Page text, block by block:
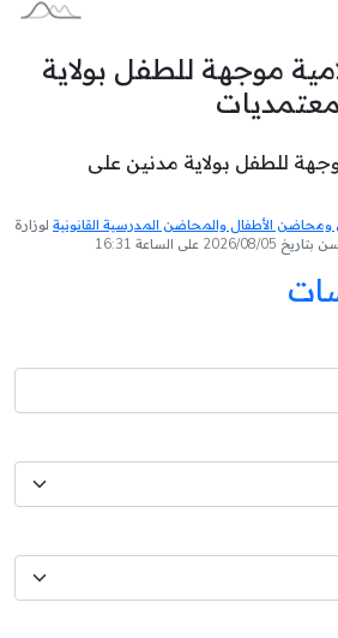
موجهة للطفل بولاية
للطفل بولاية مدنين على
الأطفال والمحاضن المدرسية القانونية لوزارة
الساعة 16:31